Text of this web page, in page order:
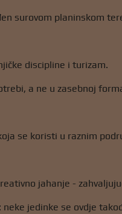
surovom planinskom
discipline i turizam.
a ne u zasebnoj
se koristi u raznim
jahanje -
jedinke se ovdje